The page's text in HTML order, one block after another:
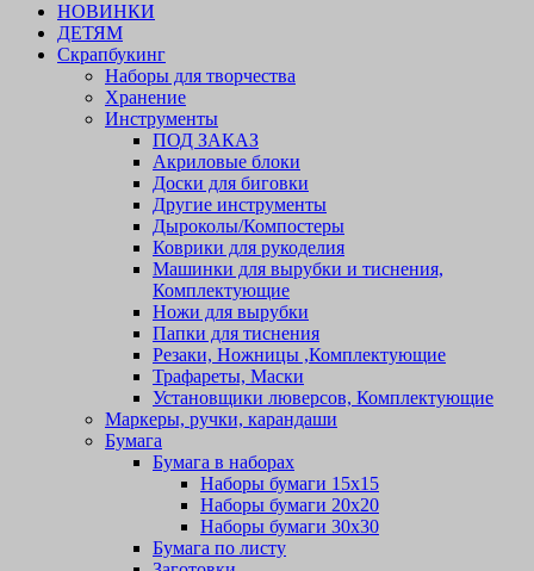
НОВИНКИ
ДЕТЯМ
Скрапбукинг
Наборы для творчества
Хранение
Инструменты
ПОД ЗАКАЗ
Акриловые блоки
Доски для биговки
Другие инструменты
Дыроколы/Компостеры
Коврики для рукоделия
Машинки для вырубки и тиснения,
Комплектующие
Ножи для вырубки
Папки для тиснения
Резаки, Ножницы ,Комплектующие
Трафареты, Маски
Установщики люверсов, Комплектующие
Маркеры, ручки, карандаши
Бумага
Бумага в наборах
Наборы бумаги 15х15
Наборы бумаги 20х20
Наборы бумаги 30х30
Бумага по листу